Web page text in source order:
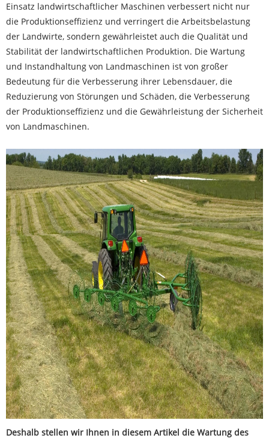
Einsatz landwirtschaftlicher Maschinen verbessert nicht nur
die Produktionseffizienz und verringert die Arbeitsbelastung
der Landwirte, sondern gewährleistet auch die Qualität und
Stabilität der landwirtschaftlichen Produktion. Die Wartung
und Instandhaltung von Landmaschinen ist von großer
Bedeutung für die Verbesserung ihrer Lebensdauer, die
Reduzierung von Störungen und Schäden, die Verbesserung
der Produktionseffizienz und die Gewährleistung der Sicherheit
von Landmaschinen.
Deshalb stellen wir Ihnen in diesem Artikel die Wartung des